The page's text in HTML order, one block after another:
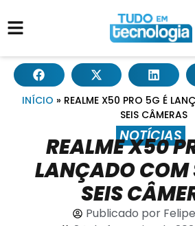
INÍCIO » REALME X50 PRO 5G É
SEIS CÂMERAS
NOTÍCIAS
REALME X50
LANÇADO COM
SEIS
Publicado por